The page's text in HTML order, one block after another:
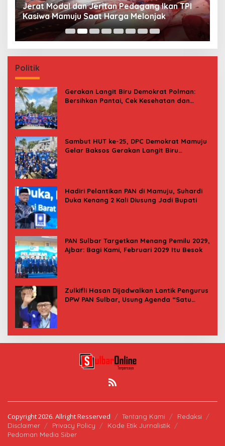
Jerat Modal dan Jeritan Pedagang Ikan TPI
Kasiwa Mamuju Saat Harga Melonjak
Politik
Gerakan Langit Biru Demokrat Polman:
Bersihkan Pantai, Cek Kesehatan dan
Sambut HUT ke-25, DPC Demokrat Mamuju
Gelar Baksos Gerakan Langit Biru
Hadiri Pelantikan PAN di Mamuju, Suhardi
Duka Kenang 2 Kali Diusung Jadi Bupati
PAN Sulbar Targetkan Menang Pemilu 2029,
Ajbar: Bagi Kami, Februari 2029 Itu Besok
Zulkifli Hasan Dijadwalkan Lantik Pengurus
DPW PAN Sulbar, Usung Agenda “Satu
Copyright 2026. Allright Resserved Tentang Kami
Redaksi
Disclaimer
Privacy Policy
Kode Etik Jurnalistik
Pedoman Media Siber